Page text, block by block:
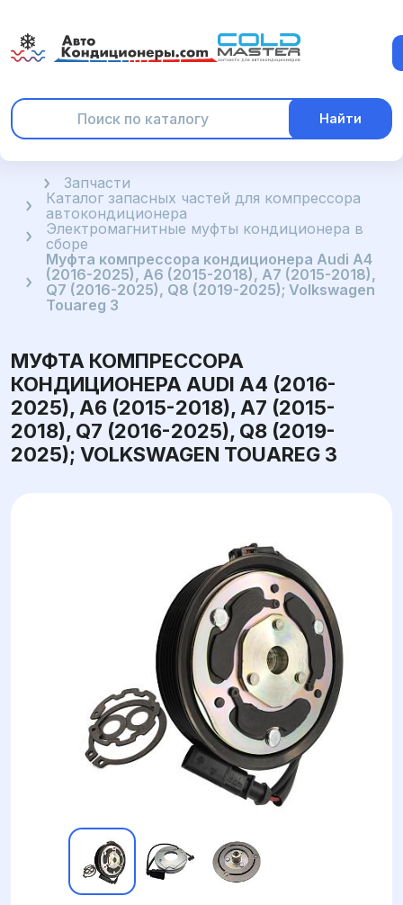
Найти
ГлавнаяЗапчасти
Каталог запасных частей для компрессора
автокондиционера
Электромагнитные муфты кондиционера в
сборе
Муфта компрессора кондиционера Audi A4
(2016-2025), A6 (2015-2018), A7 (2015-2018),
Q7 (2016-2025), Q8 (2019-2025); Volkswagen
Touareg 3
МУФТА КОМПРЕССОРА
КОНДИЦИОНЕРА AUDI A4 (2016-
2025), A6 (2015-2018), A7 (2015-
2018), Q7 (2016-2025), Q8 (2019-
2025); VOLKSWAGEN TOUAREG 3